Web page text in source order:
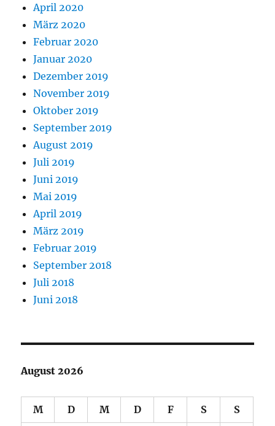
April 2020
März 2020
Februar 2020
Januar 2020
Dezember 2019
November 2019
Oktober 2019
September 2019
August 2019
Juli 2019
Juni 2019
Mai 2019
April 2019
März 2019
Februar 2019
September 2018
Juli 2018
Juni 2018
August 2026
M D M D F S S